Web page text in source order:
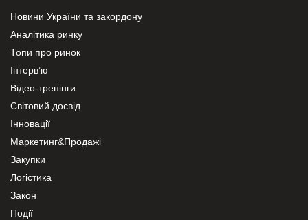
Новини України та закордону
Аналітика ринку
Топи про ринок
Інтерв’ю
Відео-тренінги
Світовий досвід
Інновації
Маркетинг&Продажі
Закупки
Логістика
Закон
Події